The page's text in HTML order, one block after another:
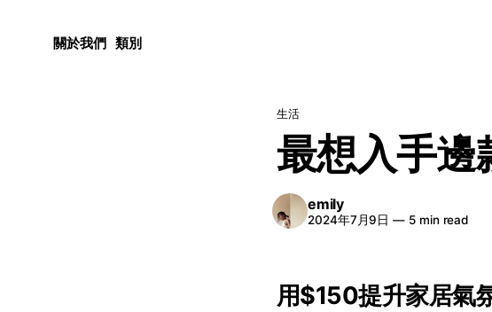
關於我們 類別
生活
最想入手邊
emily
2024年7月9日 — 5 min read
用$150提升家居氣